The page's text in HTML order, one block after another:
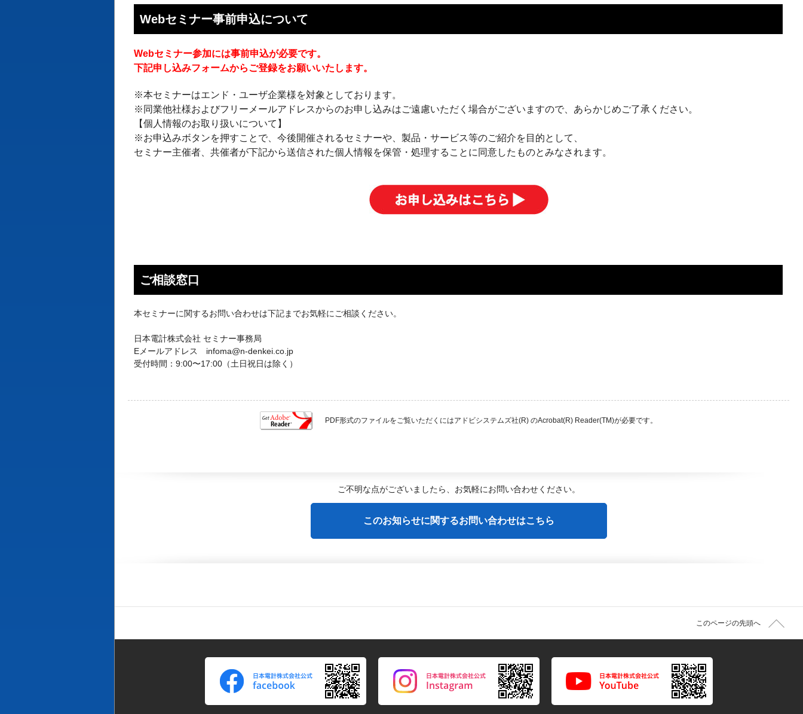
Webセミナー事前申込について
Webセミナー参加には事前申込が必要です。
下記申し込みフォームからご登録をお願いいたします。
※本セミナーはエンド・ユーザ企業様を対象としております。
※同業他社様およびフリーメールアドレスからのお申し込みはご遠慮いただく場合がございますので、あらかじめご了承ください。
【個人情報のお取り扱いについて】
※お申込みボタンを押すことで、今後開催されるセミナーや、製品・サービス等のご紹介を目的として、
セミナー主催者、共催者が下記から送信された個人情報を保管・処理することに同意したものとみなされます。
ご相談窓口
本セミナーに関するお問い合わせは下記までお気軽にご相談ください。
日本電計株式会社 セミナー事務局
Eメールアドレス infoma@n-denkei.co.jp
受付時間：9:00〜17:00（土日祝日は除く）
PDF形式のファイルをご覧いただくにはアドビシステムズ社(R) のAcrobat(R) Reader(TM)が必要です。
ご不明な点がございましたら、 お気軽にお問い合わせください。
このお知らせに関するお問い合わせはこちら
このページの先頭へ